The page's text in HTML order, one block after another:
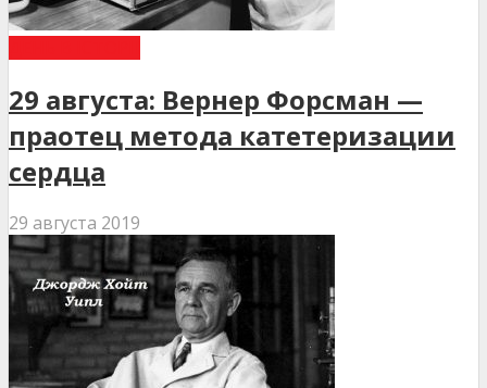
29 августа: Вернер Форсман —
праотец метода катетеризации
сердца
29 августа 2019